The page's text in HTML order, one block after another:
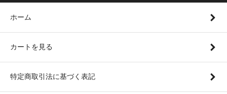
ホーム
カートを見る
特定商取引法に基づく表記